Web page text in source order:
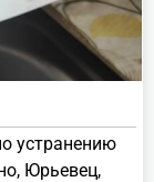
устранению
Юрьевец,